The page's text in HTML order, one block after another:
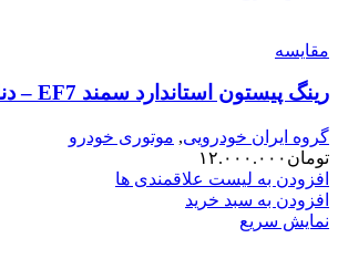
مقایسه
رینگ پیستون استاندارد سمند EF7 – دنا کونکس KONEKS (00201254)
گروه ایران خودرویی, موتوری خودرو
تومان ۱۲.۰۰۰.۰۰۰
افزودن به لیست علاقمندی ها
افزودن به سبد خرید
نمایش سریع